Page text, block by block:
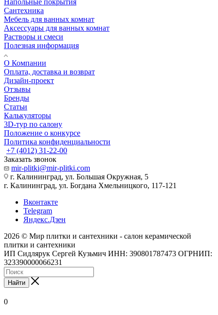
Сантехника
Мебель для ванных комнат
Аксессуары для ванных комнат
Растворы и смеси
Полезная информация
О Компании
Оплата, доставка и возврат
Дизайн-проект
Отзывы
Бренды
Статьи
Калькуляторы
3D-тур по салону
Положение о конкурсе
Политика конфиденциальности
+7 (4012) 31-22-00
Заказать звонок
mir-plitki@mir-plitki.com
г. Калининград, ул. Большая Окружная, 5
г. Калининград, ул. Богдана Хмельницкого, 117-121
Вконтакте
Telegram
Яндекс.Дзен
2026 © Мир плитки и сантехники - салон керамической
плитки и сантехники
ИП Сидлярук Сергей Кузьмич ИНН: 390801787473 ОГРНИП:
323390000066231
Найти
0